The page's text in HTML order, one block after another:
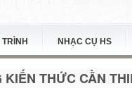
NHẠC CỤ HS
THỨC CẦN